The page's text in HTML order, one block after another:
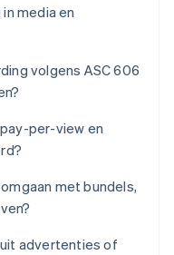
media en
volgens ASC 606
per-view en
met bundels,
advertenties of